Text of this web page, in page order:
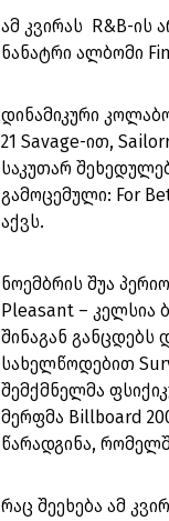
ამ კვირას R&B-ის
ნანატრი ალბომი
დინამიკური
21 Savage-ით,
საკუთარ
გამოცემული: For
აქვს.
ნოემბრის შუა
Pleasant – კელსია
შინაგან განცდებს
სახელწოდებით
შემქმნელმა
მერფმა Billboard
წარადგინა,
რაც შეეხება ამ